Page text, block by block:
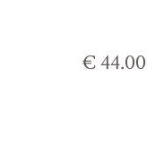
€ 44.00